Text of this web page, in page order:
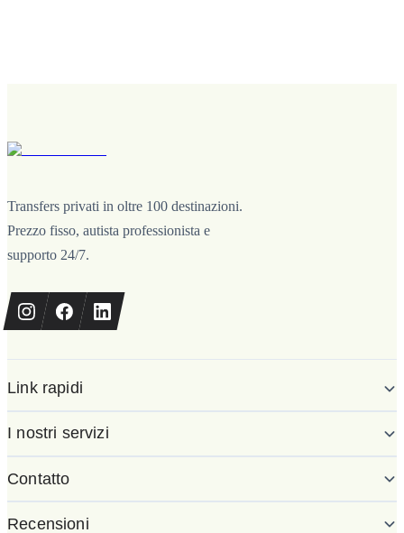
Transfers privati in oltre 100 destinazioni.
Prezzo fisso, autista professionista e
supporto 24/7.
Link rapidi
I nostri servizi
Contatto
Recensioni